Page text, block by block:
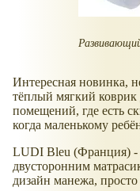
Интересная новинка,
тёплый мягкий
помещений, где есть
когда маленькому
LUDI Bleu (Франция) -
двусторонним
дизайн манежа,